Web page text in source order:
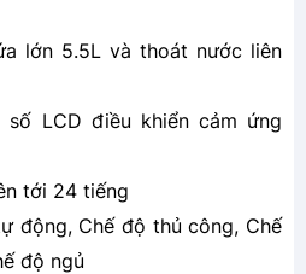
lớn 5.5L và thoát nước liên
số LCD điều khiển cảm ứng
tới 24 tiếng
động, Chế độ thủ công, Chế
độ ngủ